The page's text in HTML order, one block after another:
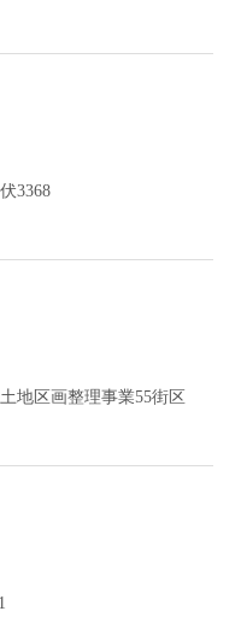
3368
地区画整理事業55街区